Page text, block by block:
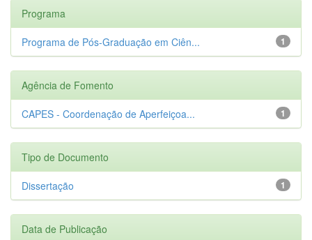
Programa
1
Programa de Pós-Graduação em Ciên...
Agência de Fomento
1
CAPES - Coordenação de Aperfeiçoa...
Tipo de Documento
1
Dissertação
Data de Publicação